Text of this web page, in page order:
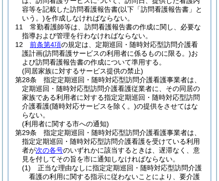
容等を記載した訪問看護報告書(以下「訪問看護報告書」と
いう。)を作成しなければならない。
11
常勤看護師等は、訪問看護報告書の作成に関し、必要な
指導および管理を行わなければならない。
12
前条第4項の規定は、定期巡回・随時対応型訪問介護看
護計画(訪問看護サービスの利用者に係るものに限る。)お
よび訪問看護報告書の作成について準用する。
(同居家族に対するサービス提供の禁止)
第28条
指定定期巡回・随時対応型訪問介護看護事業者は、
定期巡回・随時対応型訪問介護看護従業者に、その同居の
家族である利用者に対する指定定期巡回・随時対応型訪問
介護看護(随時対応サービスを除く。)の提供をさせてはな
らない。
(利用者に関する市への通知)
第29条
指定定期巡回・随時対応型訪問介護看護事業者は、
指定定期巡回・随時対応型訪問介護看護を受けている利用
者が次の各号のいずれかに該当するときは、遅滞なく、意
見を付してその旨を市に通知しなければならない。
(1)
正当な理由なしに指定定期巡回・随時対応型訪問介護
看護の利用に関する指示に従わないことにより、要介護